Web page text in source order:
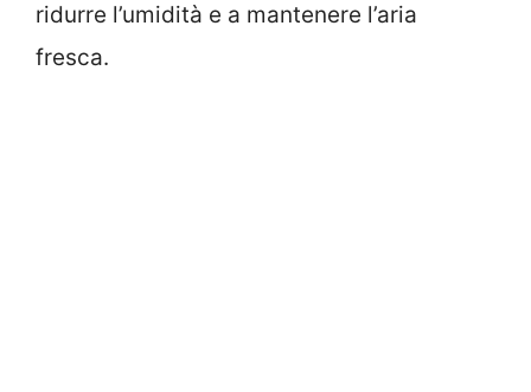
ridurre l’umidità e a mantenere l’aria
fresca.